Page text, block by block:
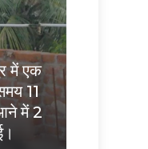
में एक
11
में 2